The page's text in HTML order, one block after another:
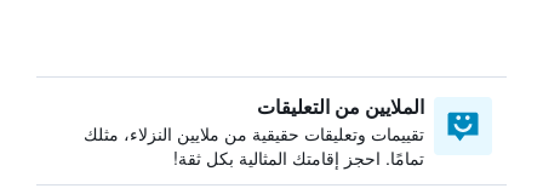
الملايين من التعليقات
تقييمات وتعليقات حقيقية من ملايين النزلاء، مثلك
تمامًا. احجز إقامتك المثالية بكل ثقة!